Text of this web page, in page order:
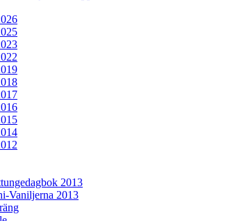
2013
Vaniljerna 2013